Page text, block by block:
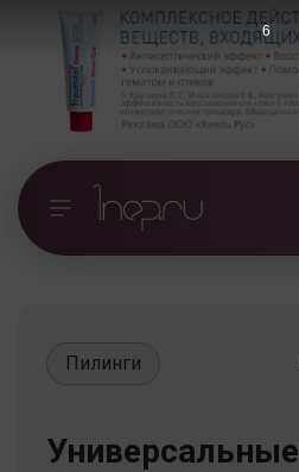
Пилинги
Универсальные
5